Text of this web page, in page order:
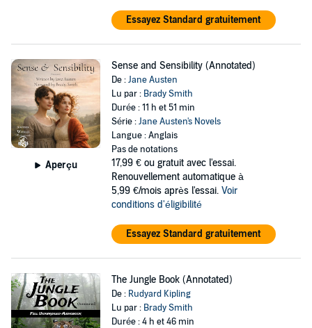
Essayez Standard gratuitement
Aperçu
Sense and Sensibility (Annotated)
De :Jane Austen
Lu par : Brady Smith
Durée : 11 h et 51 min
Série :Jane Austen's Novels
Langue : Anglais
Pas de notations
17,99 € ou gratuit avec l'essai.
Renouvellement automatique à
5,99 €/mois après l'essai. Voir
conditions d'éligibilité
Essayez Standard gratuitement
The Jungle Book (Annotated)
De : Rudyard Kipling
Lu par : Brady Smith
Durée : 4 h et 46 min